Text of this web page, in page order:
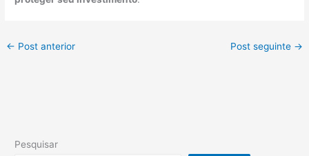
← Post anterior Post seguinte →
Pesquisar